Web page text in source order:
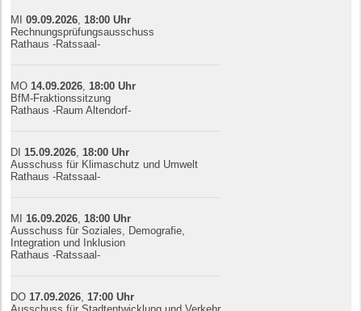
MI09.09.2026 18:00 Uhr
Rechnungsprüfungsausschuss
Rathaus -Ratssaal-
MO 14.09.2026 18:00 Uhr
BfM-Fraktionssitzung
Rathaus -Raum Altendorf-
DI 15.09.2026 18:00 Uhr
Ausschuss für Klimaschutz und Umwelt
Rathaus -Ratssaal-
MI 16.09.2026 18:00 Uhr
Ausschuss für Soziales, Demografie,
Integration und Inklusion
Rathaus -Ratssaal-
DO 17.09.2026 17:00 Uhr